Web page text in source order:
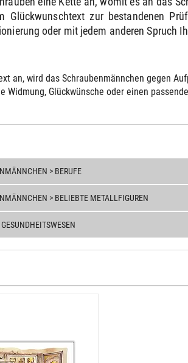
Glückwunschtext zur bestandenen
oder mit jedem anderen Spruch
an, wird das Schraubenmännchen gegen
Widmung, Glückwünsche oder einen
> BERUFE
> BELIEBTE METALLFIGUREN